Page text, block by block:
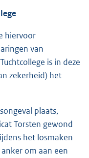
hiervoor
van
is in deze
zekerheid) het
plaats,
Torsten gewond
het losmaken
om aan een